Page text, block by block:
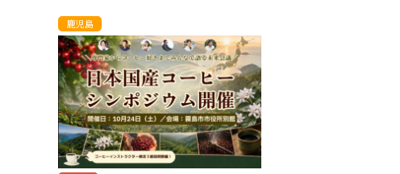
鹿児島